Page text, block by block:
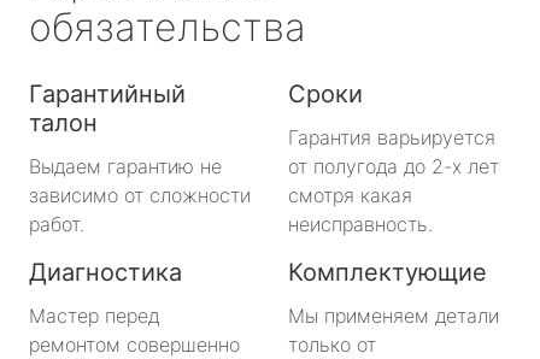
обязательства
Гарантийный
талон
Выдаем гарантию не
зависимо от сложности
работ.
Сроки
Гарантия варьируется
от полугода до 2-х лет
смотря какая
неисправность.
Диагностика
Мастер перед
ремонтом совершенно
Комплектующие
Мы применяем детали
только от